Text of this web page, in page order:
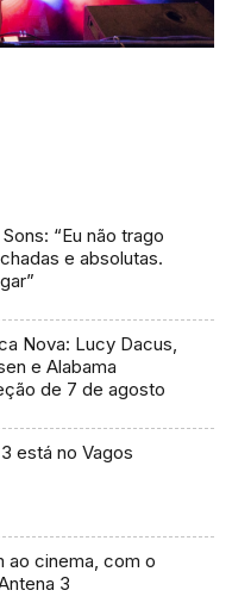
“Eu não trago
e absolutas.
Nova: Lucy Dacus,
e Alabama
de 7 de agosto
está no Vagos
ao cinema, com o
3